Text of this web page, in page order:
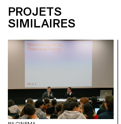
PROJETS
SIMILAIRES